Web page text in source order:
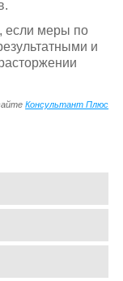
если меры по
и
Консультант Плюс